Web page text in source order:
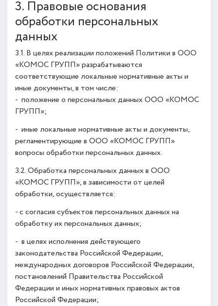
3. Правовые основания
обработки персональных
данных
3.1. В целях реализации положений Политики в ООО
«КОМОС ГРУПП» разрабатываются
соответствующие локальные нормативные акты и
иные документы, в том числе:
- положение о персональных данных ООО «КОМОС
ГРУПП»;
- иные локальные нормативные акты и документы,
регламентирующие в ООО «КОМОС ГРУПП»
вопросы обработки персональных данных.
3.2. Обработка персональных данных в ООО
«КОМОС ГРУПП», в зависимости от целей
обработки, осуществляется:
- с согласия субъектов персональных данных на
обработку их персональных данных;
- в целях исполнения действующего
законодательства Российской Федерации,
международных договоров Российской Федерации,
постановлений Правительства Российской
Федерации и иных нормативных правовых актов
Российской Федерации;